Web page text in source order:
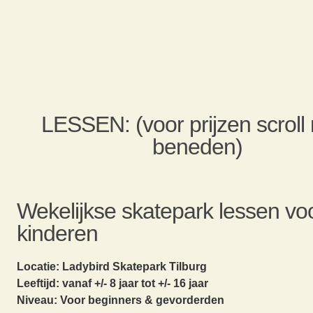
LESSEN: (voor prijzen scroll
beneden)
Wekelijkse skatepark lessen
kinderen
Locatie: Ladybird Skatepark Tilburg
Leeftijd: vanaf +/- 8 jaar tot +/- 16 jaar
Niveau: Voor beginners & gevorderden